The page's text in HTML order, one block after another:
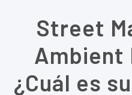
Street
Ambient
¿Cuál es